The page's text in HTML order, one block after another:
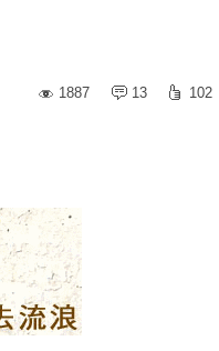
1887
13 102